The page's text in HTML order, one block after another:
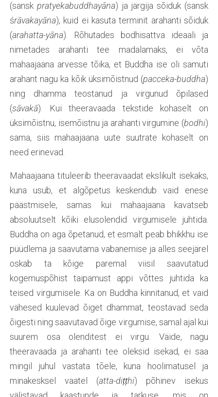
(sansk pratyekabuddhayāna) ja järgija sõiduk (sansk
śrāvakayāna), kuid ei kasuta terminit arahanti sõiduk
(arahatta-yāna). Rõhutades bodhisattva ideaali ja
nimetades arahanti tee madalamaks, ei võta
mahaajaana arvesse tõika, et Buddha ise oli samuti
arahant nagu ka kõik üksimõistnud (pacceka-buddha)
ning dhamma teostanud ja virgunud õpilased
(sāvakā). Kui theeravaada tekstide kohaselt on
üksimõistnu, isemõistnu ja arahanti virgumine (bodhi)
sama, siis mahaajaana uute suutrate kohaselt on
need erinevad.
Mahaajaana tituleerib theeravaadat ekslikult isekaks,
kuna usub, et algõpetus keskendub vaid enese
päästmisele, samas kui mahaajaana kavatseb
absoluutselt kõiki elusolendid virgumisele juhtida.
Buddha on aga õpetanud, et esmalt peab bhikkhu ise
püüdlema ja saavutama vabanemise ja alles seejärel
oskab ta kõige paremal viisil saavutatud
kogemuspõhist taipamust appi võttes juhtida ka
teised virgumisele. Ka on Buddha kinnitanud, et vaid
vähesed kuulevad õiget dhammat, teostavad seda
õigesti ning saavutavad õige virgumise, samal ajal kui
suurem osa olenditest ei virgu. Väide, nagu
theeravaada ja arahanti tee oleksid isekad, ei saa
mingil juhul vastata tõele, kuna hoolimatusel ja
minakesksel vaatel (atta-diṭṭhi) põhinev isekus